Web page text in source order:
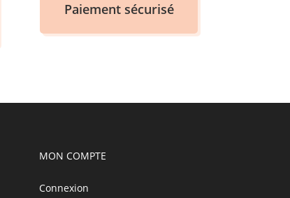
Paiement sécurisé
MON COMPTE
Connexion